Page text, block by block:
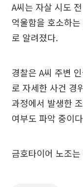
A씨는 자살 시도
억울함을 호소하
로 알려졌다.
경찰은 A씨 주변
로 자세한 사건 경
과정에서 발생한
여부도 파악 중이
금호타이어 노조